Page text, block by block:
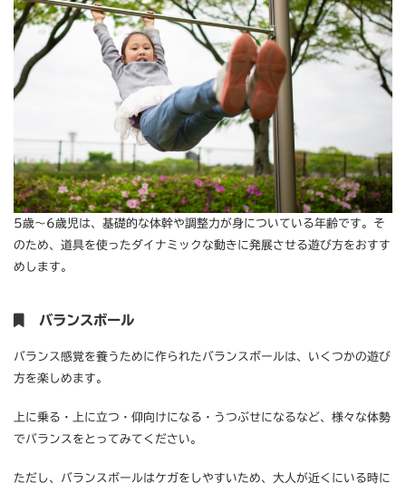
5歳〜6歳児は、基礎的な体幹や調整力が身についている年齢です。そ
のため、道具を使ったダイナミックな動きに発展させる遊び方をおすす
めします。
バランスボール
バランス感覚を養うために作られたバランスボールは、いくつかの遊び
方を楽しめます。
上に乗る・上に立つ・仰向けになる・うつぶせになるなど、様々な体勢
でバランスをとってみてください。
ただし、バランスボールはケガをしやすいため、大人が近くにいる時に